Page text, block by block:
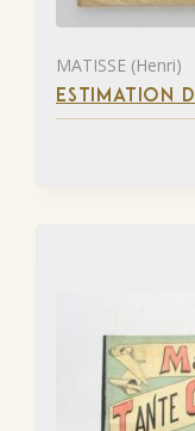
MATISSE (Henri)
ESTIMATION